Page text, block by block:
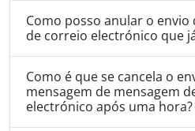
Como posso anular o envio
de correio electrónico que
Como é que se cancela o
mensagem de mensagem
electrónico após uma hora?